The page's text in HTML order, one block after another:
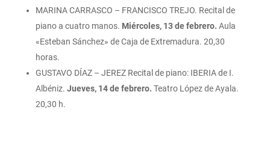
MARINA CARRASCO – FRANCISCO TREJO. Recital de
piano a cuatro manos. Miércoles, 13 de febrero. Aula
«Esteban Sánchez» de Caja de Extremadura. 20,30
horas.
GUSTAVO DÍAZ – JEREZ Recital de piano: IBERIA de I.
Albéniz. Jueves, 14 de febrero. Teatro López de Ayala.
20,30 h.